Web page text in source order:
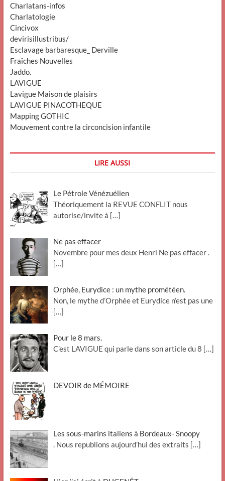
Charlatans-infos
Charlatologie
Cincivox
devirisillustribus/
Esclavage barbaresque_ Derville
Fraîches Nouvelles
Jaddo.
LAVIGUE
Lavigue Maison de plaisirs
LAVIGUE PINACOTHEQUE
Mapping GOTHIC
Mouvement contre la circoncision infantile
LIRE AUSSI
Le Pétrole Vénézuélien
Théoriquement la REVUE CONFLIT nous
autorise/invite à […]
Ne pas effacer
Novembre pour mes deux Henri Ne pas effacer .
[…]
Orphée, Eurydice : un mythe prométéen.
Non, le mythe d’Orphée et Eurydice n’est pas une
[…]
Pour le 8 mars.
C’est LAVIGUE qui parle dans son article du 8 […]
DEVOIR de MÉMOIRE
Les sous-marins italiens à Bordeaux- Snoopy
. Nous republions aujourd’hui des extraits […]